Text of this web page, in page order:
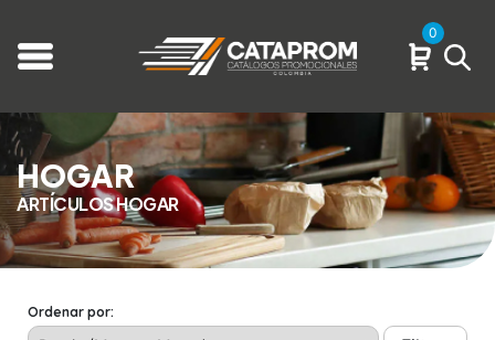
0
HOGAR
ARTÍCULOS HOGAR
Ordenar por: